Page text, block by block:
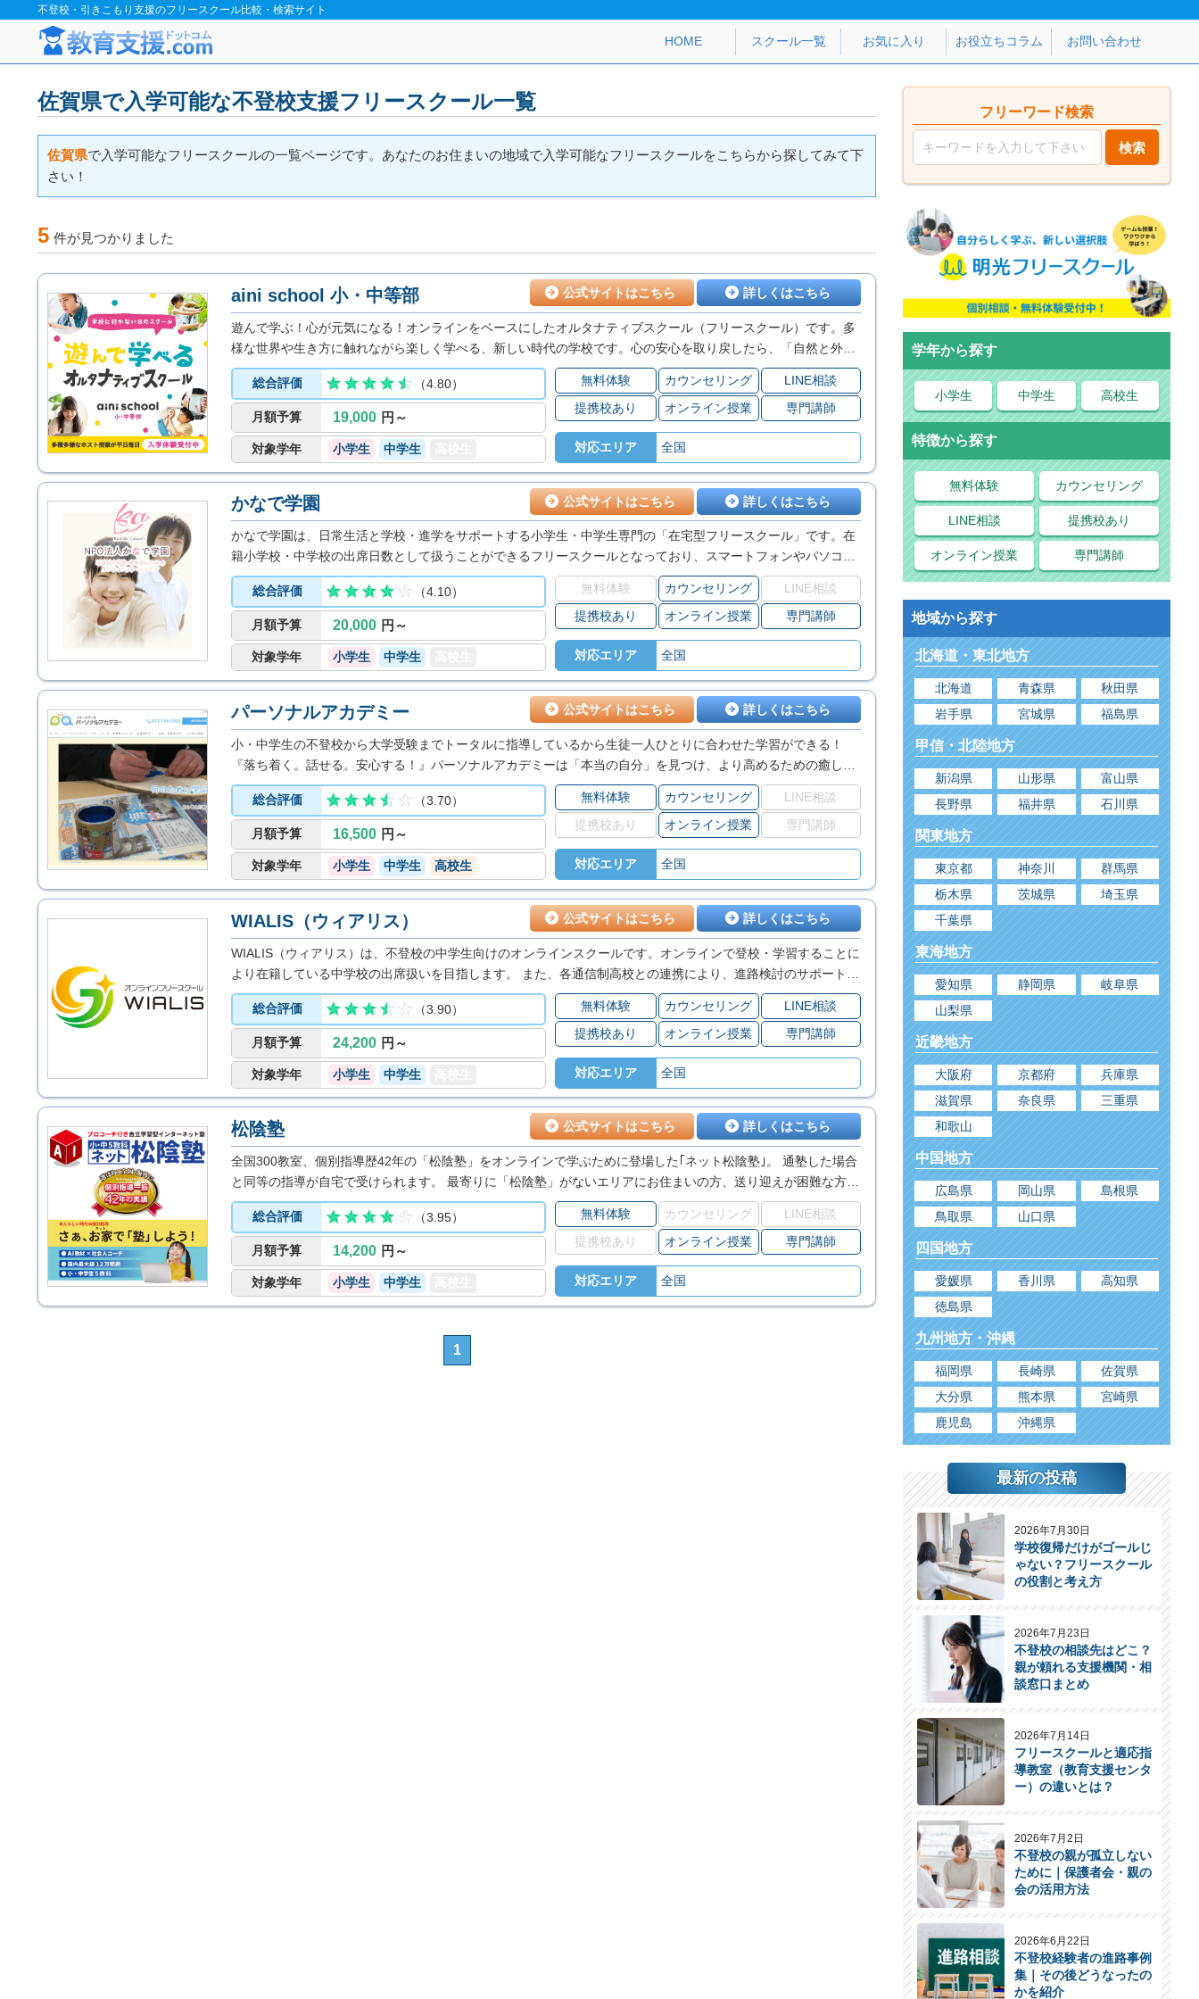
不登校・引きこもり支援のフリースクール比較・検索サイト
HOME スクール一覧 お気に入り お役立ちコラム お問い合わせ
佐賀県で入学可能な不登校支援フリースクール一覧
佐賀県で入学可能なフリースクールの一覧ページです。あなたのお住まいの地域で入学可能なフリースクールをこちらから探してみて下
さい！
5 件が見つかりました
aini school 小・中等部
遊んで学ぶ！心が元気になる！オンラインをベースにしたオルタナティブスクール（フリースクール）です。多
様な世界や生き方に触れながら楽しく学べる、新しい時代の学校です。心の安心を取り戻したら、「自然と外出
が増えた」「登校再開した」との声も多く頂いています。まずは心の元気を大切に、お子様の成長を一緒に見守
り、喜び合いましょう！約9割が「ポジティブな変化」「子どもの笑顔が増えた」と回答。“そのままで大丈夫”と
感じられる安心感のある学び場です。
総合評価 （4.80）
月額予算 19,000 円～
対象学年 小学生 中学生
無料体験 カウンセリング
LINE相談
提携校あり
オンライン授業 専門講師
対応エリア 全国
公式サイトはこちら 詳しくはこちら
かなで学園
かなで学園は、日常生活と学校・進学をサポートする小学生・中学生専門の「在宅型フリースクール」です。在
籍小学校・中学校の出席日数として扱うことができるフリースクールとなっており、スマートフォンやパソコン
があれば全てのサポートを受ける事ができます。
総合評価
（4.10）
月額予算 20,000 円～
対象学年 小学生 中学生
無料体験 カウンセリング
LINE相談
提携校あり
オンライン授業 専門講師
対応エリア 全国
公式サイトはこちら 詳しくはこちら
パーソナルアカデミー
小・中学生の不登校から大学受験までトータルに指導しているから生徒一人ひとりに合わせた学習ができる！
『落ち着く。話せる。安心する！』パーソナルアカデミーは「本当の自分」を見つけ、より高めるための癒しの
場＆学びの場です。
総合評価
（3.70）
月額予算 16,500 円～
対象学年 小学生 中学生 高校生
無料体験 カウンセリング
LINE相談
提携校あり
オンライン授業 専門講師
対応エリア 全国
公式サイトはこちら 詳しくはこちら
WIALIS（ウィアリス）
WIALIS（ウィアリス）は、不登校の中学生向けのオンラインスクールです。オンラインで登校・学習することに
より在籍している中学校の出席扱いを目指します。 また、各通信制高校との連携により、進路検討のサポートも
行います。
総合評価
（3.90）
月額予算 24,200 円～
対象学年 小学生 中学生
無料体験 カウンセリング
LINE相談
提携校あり
オンライン授業 専門講師
対応エリア 全国
公式サイトはこちら 詳しくはこちら
松陰塾
全国300教室、個別指導歴42年の「松陰塾」をオンラインで学ぶために登場した｢ネット松陰塾｣。 通塾した場合
と同等の指導が自宅で受けられます。 最寄りに「松陰塾」がないエリアにお住まいの方、送り迎えが困難な方、
事情があり塾に通えない方に向いています。
総合評価
（3.95）
月額予算 14,200 円～
対象学年 小学生 中学生
無料体験 カウンセリング
LINE相談
提携校あり
オンライン授業 専門講師
対応エリア 全国
公式サイトはこちら 詳しくはこちら
1
フリーワード検索
学年から探す
小学生 中学生 高校生
特徴から探す
無料体験 カウンセリング
LINE相談 提携校あり
オンライン授業 専門講師
地域から探す
北海道・東北地方
北海道 青森県
秋田県
岩手県
宮城県 福島県
甲信・北陸地方
新潟県 山形県
富山県
長野県
福井県 石川県
関東地方
東京都 神奈川
群馬県
栃木県
茨城県
埼玉県
千葉県
東海地方
愛知県 静岡県
岐阜県
山梨県
近畿地方
大阪府 京都府
兵庫県
滋賀県
奈良県
三重県
和歌山
中国地方
広島県 岡山県
島根県
鳥取県
山口県
四国地方
愛媛県 香川県
高知県
徳島県
九州地方・沖縄
福岡県 長崎県
佐賀県
大分県
熊本県
宮崎県
鹿児島
沖縄県
最新の投稿
2026年7月30日
学校復帰だけがゴールじ
ゃない？フリースクール
の役割と考え方
2026年7月23日
不登校の相談先はどこ？
親が頼れる支援機関・相
談窓口まとめ
2026年7月14日
フリースクールと適応指
導教室（教育支援センタ
ー）の違いとは？
2026年7月2日
不登校の親が孤立しない
ために｜保護者会・親の
会の活用方法
2026年6月22日
不登校経験者の進路事例
集｜その後どうなったの
かを紹介